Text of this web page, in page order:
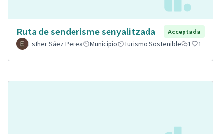
Ruta de senderisme senyalitzada
Acceptada
Esther Sáez Perea
Municipio Turismo Sostenible 1 1